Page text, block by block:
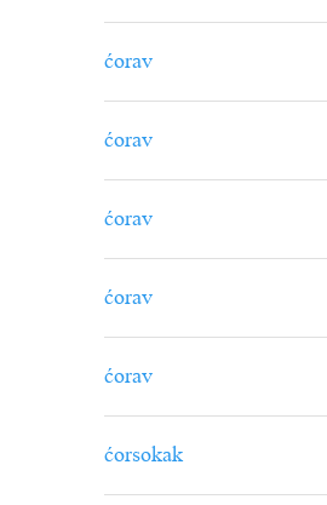
ćorav
ćorav
ćorav
ćorav
ćorav
ćorsokak